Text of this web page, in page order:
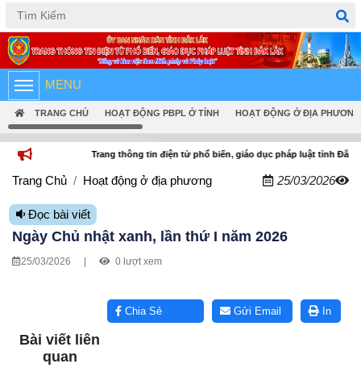
Tiếng Việt English
MENU
TRANG CHỦ HOẠT ĐỘNG PBPL Ở TỈNH HOẠT ĐỘNG Ở ĐỊA PHƯƠNG
Trang thông tin điện tử phổ biến, giáo dục pháp luật tỉnh Đắk Lắk
Trang Chủ Hoạt động ở địa phương 25/03/2026
Đọc bài viết
Ngày Chủ nhật xanh, lần thứ I năm 2026
25/03/2026 0 lượt xem
In
Gửi Email
Chia Sẻ
Bài viết liên
quan